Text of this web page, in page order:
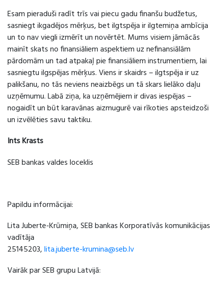
Esam pieraduši radīt trīs vai piecu gadu finanšu budžetus,
sasniegt ikgadējos mērķus, bet ilgtspēja ir ilgtemiņa ambīcija
un to nav viegli izmērīt un novērtēt. Mums visiem jāmācās
mainīt skats no finansiāliem aspektiem uz nefinansiālām
pārdomām un tad atpakaļ pie finansiāliem instrumentiem, lai
sasniegtu ilgspējas mērķus. Viens ir skaidrs – ilgtspēja ir uz
palikšanu, no tās neviens neaizbēgs un tā skars lielāko daļu
uzņēmumu. Labā ziņa, ka uzņēmējiem ir divas iespējas –
nogaidīt un būt karavānas aizmugurē vai rīkoties apsteidzoši
un izvēlēties savu taktiku.
Ints Krasts
SEB bankas valdes loceklis
Papildu informācijai:
Lita Juberte-Krūmiņa, SEB bankas Korporatīvās komunikācijas
vadītāja
25145203,lita.juberte-krumina@seb.lv
Vairāk par SEB grupu Latvijā: